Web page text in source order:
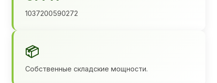
1037200590272
📦
Собственные складские мощности.